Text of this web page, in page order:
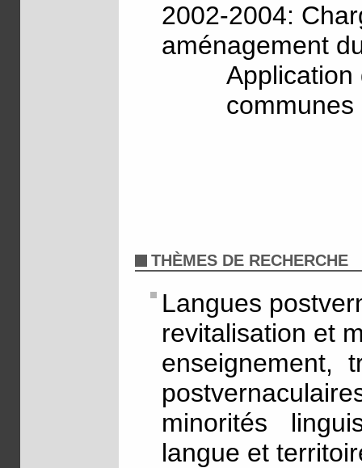
2002-2004:
aménagement
Application
THÈMES DE RECHERCHE
Langues
revitalisation et
enseignement,
minorités
langue et